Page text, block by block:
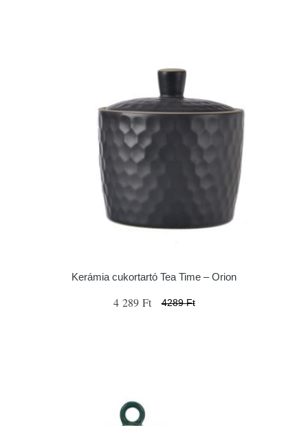
Kerámia cukortartó Tea Time – Orion
4 289 Ft 4289 Ft